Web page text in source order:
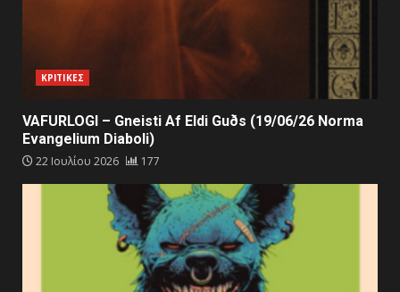
ΚΡΙΤΙΚΕΣ
VAFURLOGI – Gneisti Af Eldi Guðs (19/06/26 Norma
Evangelium Diaboli)
22 Ιουλίου 2026 177